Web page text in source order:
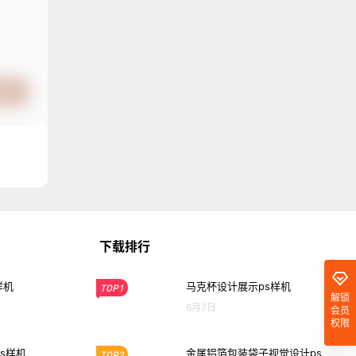
解锁
会员
权限
机
样机
下载排行
TOP1 马克杯设计展示ps样机
6月7日
金属铝箔包装袋子视觉设计ps